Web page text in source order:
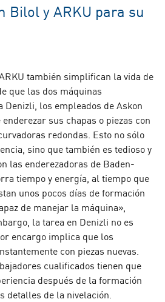
Bilol y ARKU para su
también simplifican la vida de
que las dos máquinas
los empleados de Askon
sus chapas o piezas con
redondas. Esto no sólo
sino que también es tedioso y
las enderezadoras de Baden-
tiempo y energía, al tiempo que
unos pocos días de formación
de manejar la máquina»,
la tarea en Denizli no es
encargo implica que los
con piezas nuevas.
cualificados tienen que
después de la formación
detalles de la nivelación.